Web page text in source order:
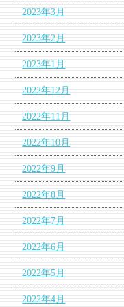
2023年3月
2023年2月
2023年1月
2022年12月
2022年11月
2022年10月
2022年9月
2022年8月
2022年7月
2022年6月
2022年5月
2022年4月